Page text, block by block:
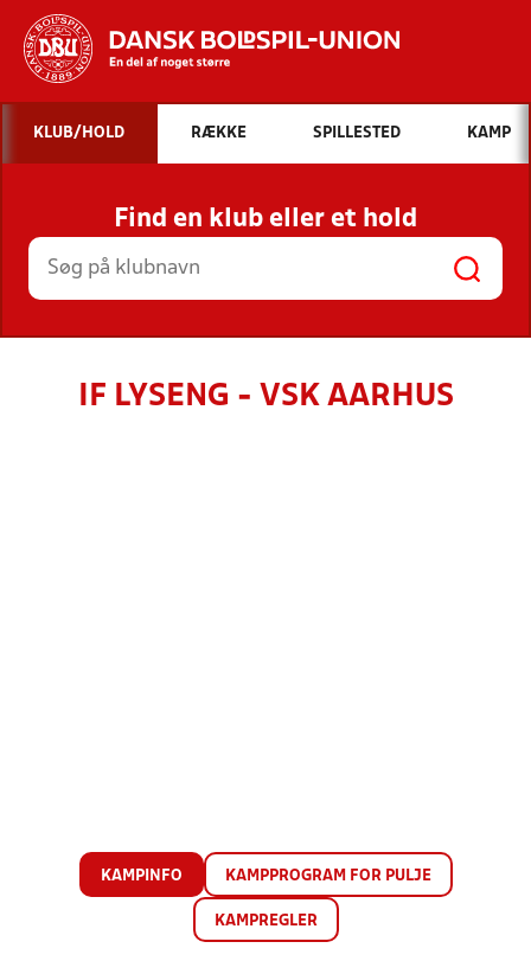
Hvad vil du søge efter?
INDHOLD OG NYHEDER
STILLINGER, RESULTATER, KLUBBER OG
HOLD
KLUB/HOLD RÆKKE SPILLESTED KAMP
Find en klub eller et hold
IF LYSENG - VSK AARHUS
KAMPINFO KAMPPROGRAM FOR PULJE
KAMPREGLER